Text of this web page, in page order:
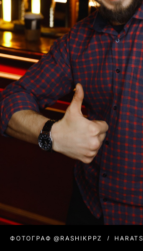
ФОТОГРАФ @RASHIKPPZ HARATS